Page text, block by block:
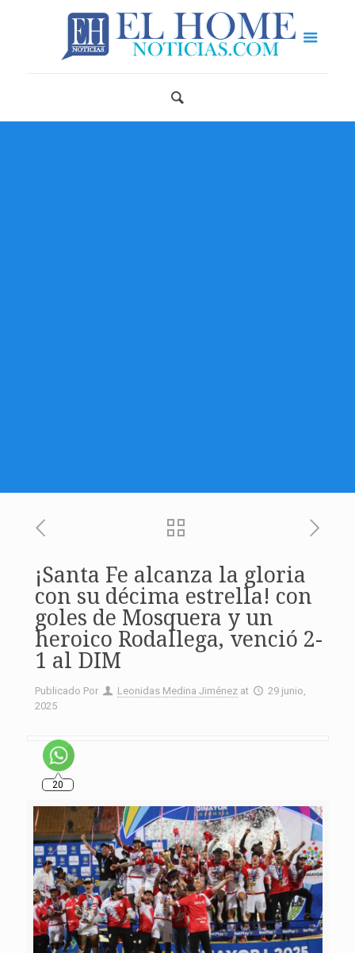
¡Santa Fe alcanza la gloria
con su décima estrella! con
goles de Mosquera y un
heroico Rodallega, venció 2-
1 al DIM
Publicado Por Leonidas Medina Jiménez at
29 junio,
2025
20